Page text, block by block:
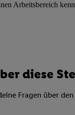
Arbeitsbereich
diese
Fragen über
der